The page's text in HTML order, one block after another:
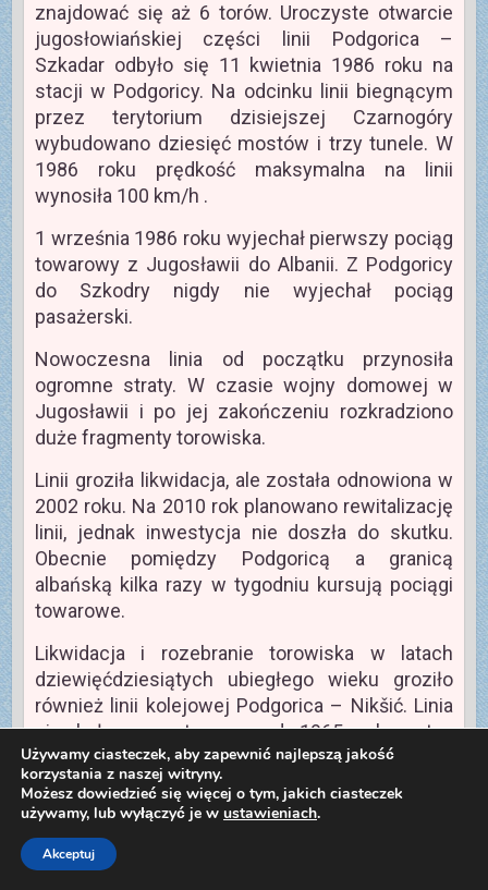
znajdować się aż 6 torów. Uroczyste otwarcie
jugosłowiańskiej części linii Podgorica –
Szkadar odbyło się 11 kwietnia 1986 roku na
stacji w Podgoricy. Na odcinku linii biegnącym
przez terytorium dzisiejszej Czarnogóry
wybudowano dziesięć mostów i trzy tunele. W
1986 roku prędkość maksymalna na linii
wynosiła 100 km/h .
1 września 1986 roku wyjechał pierwszy pociąg
towarowy z Jugosławii do Albanii. Z Podgoricy
do Szkodry nigdy nie wyjechał pociąg
pasażerski.
Nowoczesna linia od początku przynosiła
ogromne straty. W czasie wojny domowej w
Jugosławii i po jej zakończeniu rozkradziono
duże fragmenty torowiska.
Linii groziła likwidacja, ale została odnowiona w
2002 roku. Na 2010 rok planowano rewitalizację
linii, jednak inwestycja nie doszła do skutku.
Obecnie pomiędzy Podgoricą a granicą
albańską kilka razy w tygodniu kursują pociągi
towarowe.
Likwidacja i rozebranie torowiska w latach
dziewięćdziesiątych ubiegłego wieku groziło
również linii kolejowej Podgorica – Nikšić. Linia
nie była remontowana od 1965 roku, stan
torowiska był fatalny, z roku na rok przewóz
pasażerów i towarów spadał. Po zakończeniu
wojny domowej kwestia przyszłości tej linii
podzieliła władze; dopiero po kilku latach
zdecydowano się na remont.
Używamy ciasteczek, aby zapewnić najlepszą jakość
korzystania z naszej witryny.
Możesz dowiedzieć się więcej o tym, jakich ciasteczek
używamy, lub wyłączyć je w ustawieniach.
Akceptuj